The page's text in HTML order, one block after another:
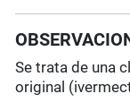
Se trata de una
original